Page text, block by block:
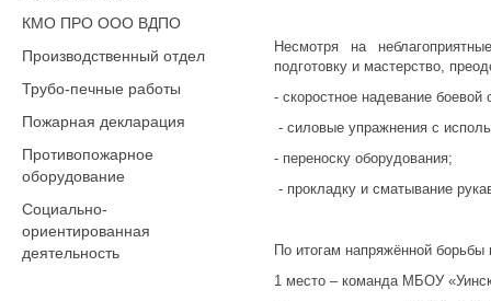
КМО ПРО ООО ВДПО
Производственный отдел
Трубо-печные работы
Пожарная декларация
Противопожарное
оборудование
Социально-
ориентированная
деятельность
Несмотря на
подготовку и мастерство,
- скоростное надевание
- силовые упражнения с
- переноску оборудования;
- прокладку и сматывание
По итогам напряжённой
1 место – команда МБОУ